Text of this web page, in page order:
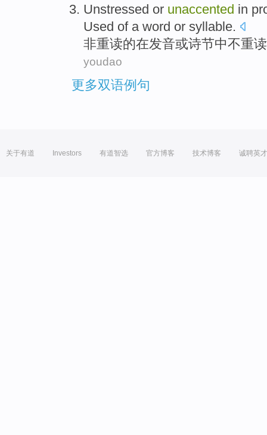
Unstressed or unaccented in
Used of aword or syllable.
非重读的在发音或诗节中不重
youdao
更多双语例句
关于有道 Investors 有道智选 官方博客 技术博客 诚聘英才